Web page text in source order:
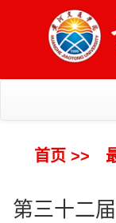
首页 >>
第三十二